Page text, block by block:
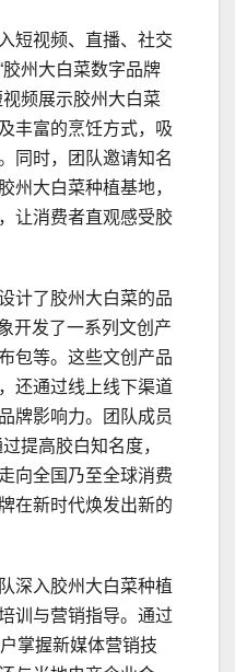
短视频、直播、社交
州大白菜数字品牌
频展示胶州大白菜
丰富的烹饪方式，吸
同时，团队邀请知名
州大白菜种植基地，
让消费者直观感受胶
计了胶州大白菜的品
开发了一系列文创产
包等。这些文创产品
还通过线上线下渠道
牌影响力。团队成员
提高胶白知名度，
向全国乃至全球消费
在新时代焕发出新的
深入胶州大白菜种植
训与营销指导。通过
掌握新媒体营销技